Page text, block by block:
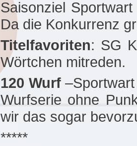
Saisonziel
Da die Konkurrenz
Titelfavoriten: SG
Wörtchen mitreden.
120 Wurf
Wurfserie ohne
wir das sogar
*****